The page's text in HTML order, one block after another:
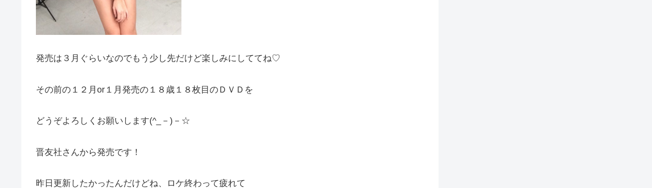
発売は３月ぐらいなのでもう少し先だけど楽しみにしててね♡
その前の１２月or１月発売の１８歳１８枚目のＤＶＤを
どうぞよろしくお願いします(^_－)－☆
晋友社さんから発売です！
昨日更新したかったんだけどね、ロケ終わって疲れて